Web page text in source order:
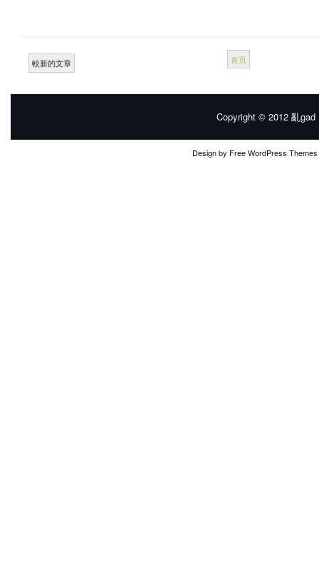
較新的文章 首頁
Copyright © 2012 亂gad
Design by Free WordPress Themes